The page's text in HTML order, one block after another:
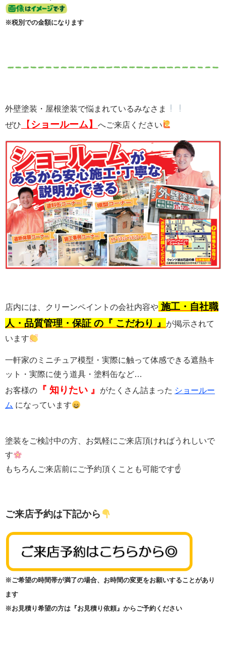
※税別での金額になります
外壁塗装・屋根塗装で悩まれているみなさま
ぜひ
【 ショールーム】 へご来店ください
店内には、クリーンペイントの会社内容や 施工・自社職
人・品質管理・保証 の『 こだわり 』
が掲示されて
います
一軒家のミニチュア模型・実際に触って体感できる遮熱キ
ット・実際に使う道具・塗料缶など…
お客様の
『 知りたい 』 がたくさん詰まった ショールー
ム になっています
塗装をご検討中の方、お気軽にご来店頂ければうれしいで
す
もちろんご来店前にご予約頂くことも可能です☝
ご来店予約は下記から
※ご希望の時間帯が満了の場合、お時間の変更をお願いすることがあり
ます
※お見積り希望の方は『お見積り依頼』からご予約ください